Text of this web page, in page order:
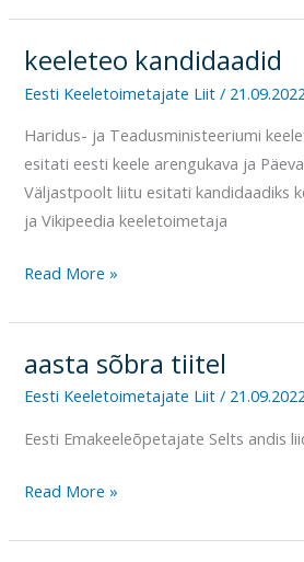
keeleteo kandidaadid
Eesti Keeletoimetajate Liit/ 21.09.2022
Haridus- ja Teadusministeeriumi
esitati eesti keele arengukava ja
Väljastpoolt liitu esitati kandidaadiks
ja Vikipeedia keeletoimetaja
keeleteo
kandidaadid
Read More »
aasta sõbra tiitel
Eesti Keeletoimetajate Liit/
Eesti Emakeeleõpetajate Selts andis
aasta
sõbra
Read More »